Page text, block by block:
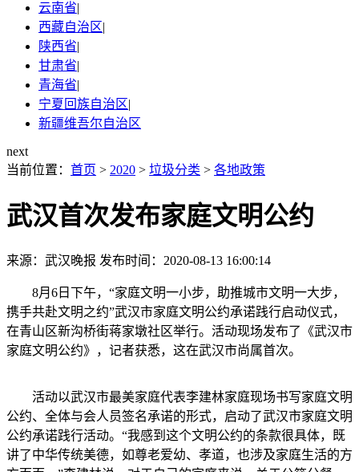
云南省|
西藏自治区|
陕西省|
甘肃省|
青海省|
宁夏回族自治区|
新疆维吾尔自治区
next
当前位置： 首页 > 2020 > 垃圾分类 > 各地政策
武汉首次发布家庭文明公约
来源：武汉晚报 发布时间：2020-08-13 16:00:14
8月6日下午，“家庭文明一小步，助推城市文明一大步，
携手共赴文明之约”武汉市家庭文明公约承诺践行启动仪式，
在青山区新沟桥街蒋家墩社区举行。活动现场发布了《武汉市
家庭文明公约》，记者获悉，这在武汉市尚属首次。
活动以武汉市最美家庭代表李建林家庭现场书写家庭文明
公约、全体与会人员签名承诺的形式，启动了武汉市家庭文明
公约承诺践行活动。“我感到这个文明公约的条款很具体，既
讲了中华传统美德，如尊老爱幼、孝道，也涉及家庭生活的方